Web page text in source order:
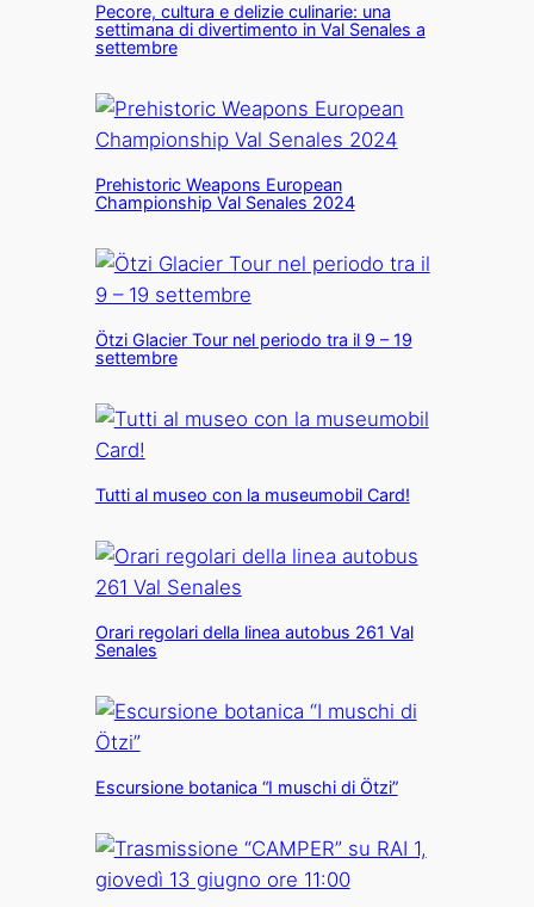
Pecore, cultura e delizie culinarie: una
settimana di divertimento in Val Senales a
settembre
Prehistoric Weapons European
Championship Val Senales 2024
Ötzi Glacier Tour nel periodo tra il 9 – 19
settembre
Tutti al museo con la museumobil Card!
Orari regolari della linea autobus 261 Val
Senales
Escursione botanica “I muschi di Ötzi”